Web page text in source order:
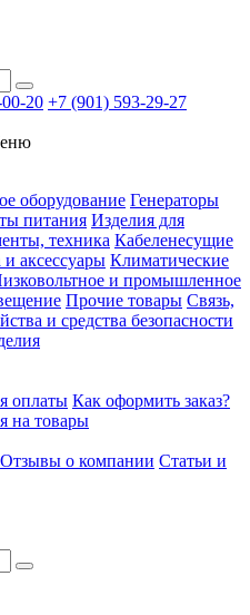
20 +7 (901) 593-29-27
оборудование Генераторы
питания Изделия для
техника Кабеленесущие
аксессуары Климатические
и промышленное
Прочие товары Связь,
и средства безопасности
оплаты Как оформить заказ?
на товары
Отзывы о компании Статьи и